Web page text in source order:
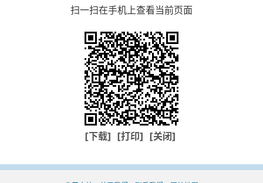
扫一扫在手机上查看当前页面
[下载] [打印] [关闭]